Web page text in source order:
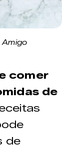
Amigo
comer
de
de